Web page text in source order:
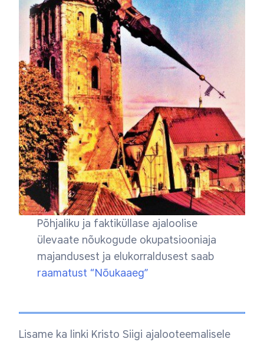
Põhjaliku ja faktiküllase ajaloolise
ülevaate nõukogude okupatsiooniaja
majandusest ja elukorraldusest saab
raamatust “Nõukaaeg”
Lisame ka linki Kristo Siigi ajalooteemalisele